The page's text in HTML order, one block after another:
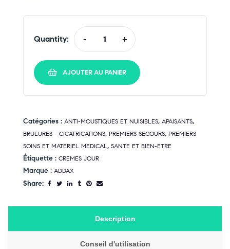
Quantity: - +
AJOUTER AU PANIER
Catégories : ANTI-MOUSTIQUES ET NUISIBLES, APAISANTS,
BRULURES - CICATRICATIONS, PREMIERS SECOURS, PREMIERS
SOINS ET MATERIEL MEDICAL, SANTE ET BIEN-ETRE
Étiquette : CREMES JOUR
Marque : ADDAX
Share:
Description
Conseil d'utilisation